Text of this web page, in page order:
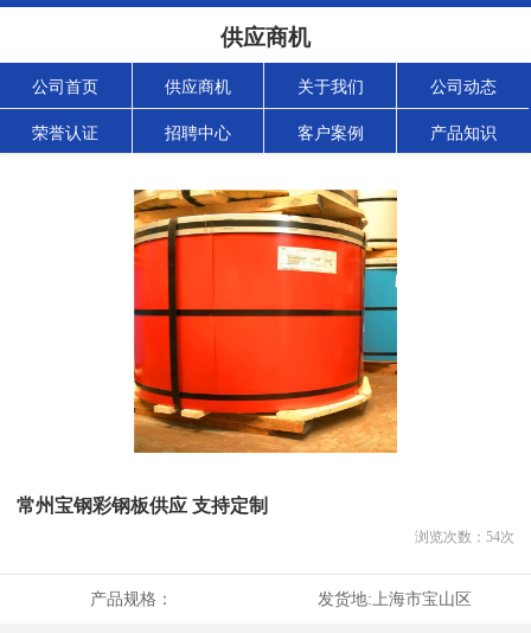
供应商机
公司首页 供应商机 关于我们 公司动态
荣誉认证 招聘中心 客户案例 产品知识
常州宝钢彩钢板供应 支持定制
浏览次数： 54次
产品规格： 发货地: 上海市宝山区